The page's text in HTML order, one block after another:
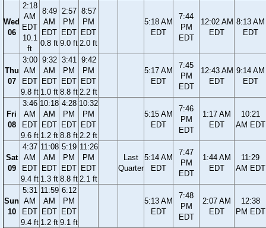
Wed
06
2:18
AM
EDT
10.1
ft
8:49
AM
EDT
0.8 ft
2:57
PM
EDT
9.0 ft
8:57
PM
EDT
2.0 ft
5:18 AM
EDT
7:44
PM
EDT
12:02 AM
EDT
8:13 AM
EDT
Thu
07
3:00
AM
EDT
9.8 ft
9:32
AM
EDT
1.0 ft
3:41
PM
EDT
8.8 ft
9:42
PM
EDT
2.2 ft
5:17 AM
EDT
7:45
PM
EDT
12:43 AM
EDT
9:14 AM
EDT
Fri
08
3:46
AM
EDT
9.6 ft
10:18
AM
EDT
1.2 ft
4:28
PM
EDT
8.8 ft
10:32
PM
EDT
2.2 ft
5:15 AM
EDT
7:46
PM
EDT
1:17 AM
EDT
10:21
AM EDT
Sat
09
4:37
AM
EDT
9.4 ft
11:08
AM
EDT
1.3 ft
5:19
PM
EDT
8.8 ft
11:26
PM
EDT
2.1 ft
Last
Quarter
5:14 AM
EDT
7:47
PM
EDT
1:44 AM
EDT
11:29
AM EDT
Sun
10
5:31
AM
EDT
9.4 ft
11:59
AM
EDT
1.2 ft
6:12
PM
EDT
9.1 ft
5:13 AM
EDT
7:48
PM
EDT
2:07 AM
EDT
12:38
PM EDT